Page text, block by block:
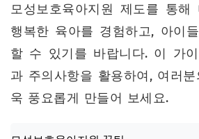
모성보호육아지원 제도를 통해
행복한 육아를 경험하고, 아이
할 수 있기를 바랍니다. 이 가
과 주의사항을 활용하여, 여러
욱 풍요롭게 만들어 보세요.